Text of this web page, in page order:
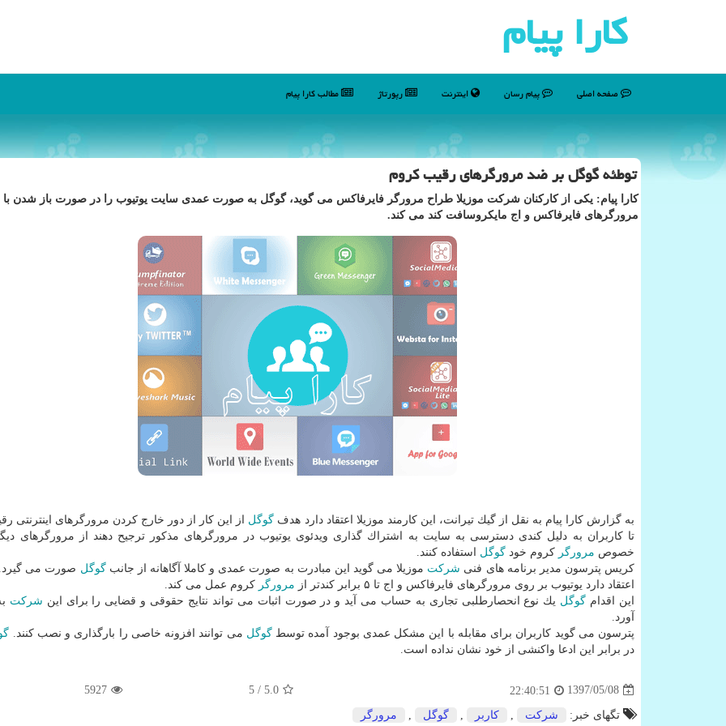
كارا پیام
صفحه اصلی پیام رسان اینترنت رپورتاژ مطالب كارا پیام
توطئه گوگل بر ضد مرورگرهای رقیب كروم
كارا پیام: یكی از كاركنان شركت موزیلا طراح مرورگر فایرفاكس می گوید، گوگل به صورت عمدی سایت یوتیوب را در صورت باز شدن با
مرورگرهای فایرفاكس و اج مایكروسافت كند می كند.
به گزارش كارا پیام به نقل از گیك تیرانت، این كارمند موزیلا اعتقاد دارد هدف گوگل از این كار از دور خارج كردن مرورگرهای اینترنتی
تا كاربران به دلیل كندی دسترسی به سایت به اشتراك گذاری ویدئوی یوتیوب در مرورگرهای مذكور ترجیح دهند از مرورگرهای
خصوص مرورگر كروم خود گوگل استفاده كنند.
كریس پترسون مدیر برنامه های فنی شركت موزیلا می گوید این مبادرت به صورت عمدی و كاملا آگاهانه از جانبگوگل صورت می گیرد.
اعتقاد دارد یوتیوب بر روی مرورگرهای فایرفاكس و اج تا ۵ برابر كندتر از
مرورگر كروم عمل می كند.
این اقدام گوگل یك نوع انحصارطلبی تجاری به حساب می آید و در صورت اثبات می تواند نتایج حقوقی و قضایی را برای این شركت
آورد.
پترسون می گوید كاربران برای مقابله با این مشكل عمدی بوجود آمده توسطگوگل می توانند افزونه خاصی را بارگذاری و نصب كنند.
در برابر این ادعا واكنشی از خود نشان نداده است.
1397/05/08
22:40:51
5.0
/ 5
5927
تگهای خبر: شركت كاربر گوگل مرورگر